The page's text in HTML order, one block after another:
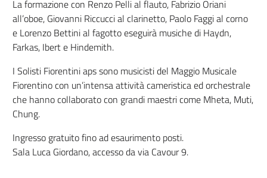
La formazione con Renzo Pelli al flauto, Fabrizio Oriani
all’oboe, Giovanni Riccucci al clarinetto, Paolo Faggi al corno
e Lorenzo Bettini al fagotto eseguirà musiche di Haydn,
Farkas, Ibert e Hindemith.
I Solisti Fiorentini aps sono musicisti del Maggio Musicale
Fiorentino con un’intensa attività cameristica ed orchestrale
che hanno collaborato con grandi maestri come Mheta, Muti,
Chung.
Ingresso gratuito fino ad esaurimento posti.
Sala Luca Giordano, accesso da via Cavour 9.